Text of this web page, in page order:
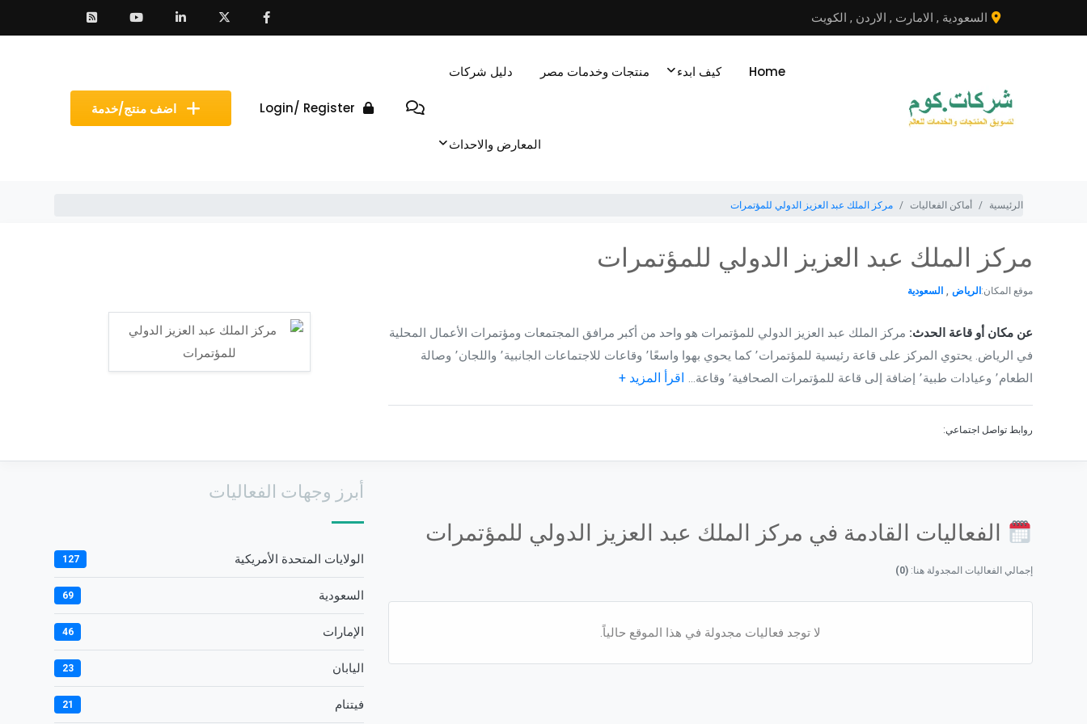
إلى
السعودية , الامارت , الاردن , الكويت
اضف منتج/خدمة Login/ Register
Home كيف ابدء منتجات وخدمات مصر دليل شركات
المعارض والاحداث
الرئيسية أماكن الفعاليات مركز الملك عبد العزيز الدولي للمؤتمرات
مركز الملك عبد العزيز الدولي للمؤتمرات
موقع المكان: الرياض , السعودية
عن مكان أو قاعة الحدث: مركز الملك عبد العزيز الدولي للمؤتمرات هو واحد من أكبر مرافق المجتمعات ومؤتمرات الأعمال المحلية
في الرياض. يحتوي المركز على قاعة رئيسية للمؤتمرات٬ كما يحوي بهوا واسعًا٬ وقاعات للاجتماعات الجانبية٬ واللجان٬ وصالة
الطعام٬ وعيادات طبية٬ إضافة إلى قاعة للمؤتمرات الصحافية٬ وقاعة...
اقرأ المزيد +
روابط تواصل اجتماعي:
الفعاليات القادمة في مركز الملك عبد العزيز الدولي للمؤتمرات
إجمالي الفعاليات المجدولة هنا: (0)
لا توجد فعاليات مجدولة في هذا الموقع حالياً.
أبرز وجهات الفعاليات
الولايات المتحدة الأمريكية 127
السعودية 69
الإمارات 46
اليابان 23
فيتنام 21